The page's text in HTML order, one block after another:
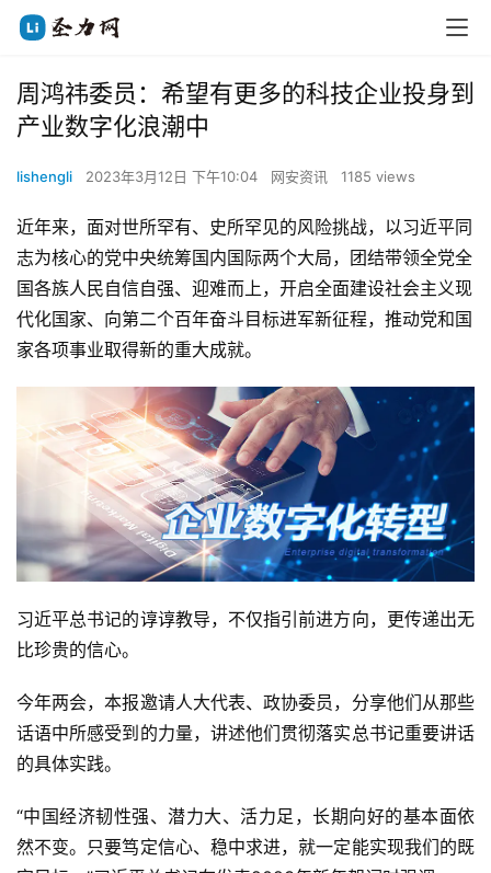
周鸿祎委员：希望有更多的科技企业投身到
产业数字化浪潮中
lishengli 2023年3月12日 下午10:04 网安资讯 1185 views
近年来，面对世所罕有、史所罕见的风险挑战，以习近平同
志为核心的党中央统筹国内国际两个大局，团结带领全党全
国各族人民自信自强、迎难而上，开启全面建设社会主义现
代化国家、向第二个百年奋斗目标进军新征程，推动党和国
家各项事业取得新的重大成就。
习近平总书记的谆谆教导，不仅指引前进方向，更传递出无
比珍贵的信心。
今年两会，本报邀请人大代表、政协委员，分享他们从那些
话语中所感受到的力量，讲述他们贯彻落实总书记重要讲话
的具体实践。
“中国经济韧性强、潜力大、活力足，长期向好的基本面依
然不变。只要笃定信心、稳中求进，就一定能实现我们的既